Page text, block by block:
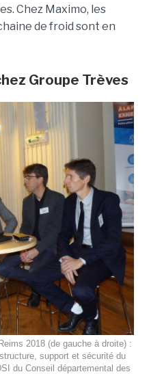
Chez Maximo, les
de froid sont en
Groupe Trèves
2018 (de gauche à droite) :
support et sécurité du
du Conseil départemental des